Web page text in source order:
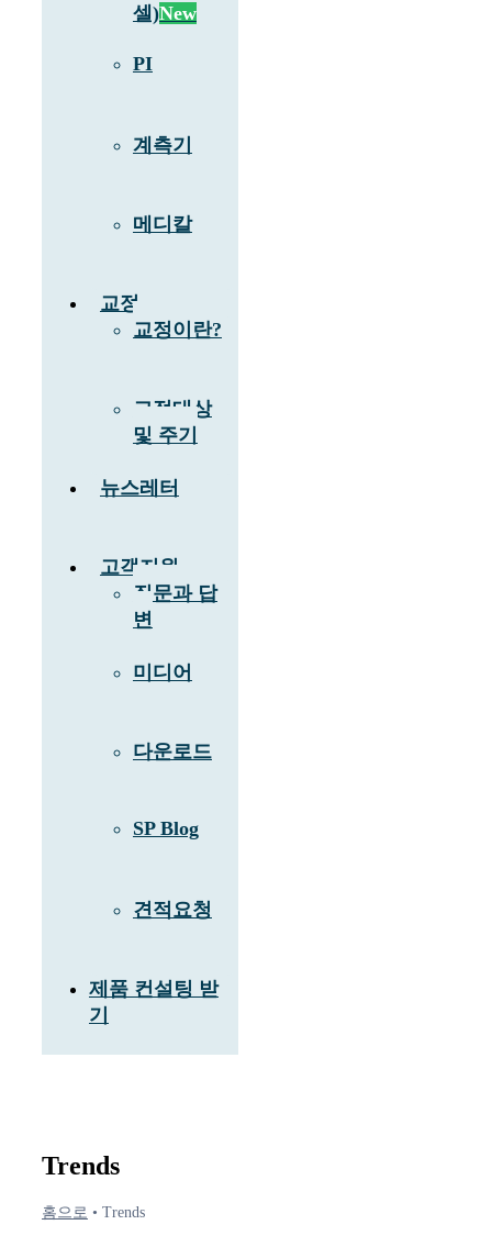
셀)New
PI
계측기
메디칼
교정
교정이란?
교정대상
및 주기
뉴스레터
고객지원
질문과 답
변
미디어
다운로드
SP Blog
견적요청
제품 컨설팅 받
기
Trends
홈으로 • Trends